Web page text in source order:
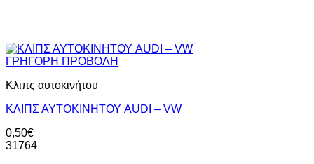
ΓΡΗΓΟΡΗ ΠΡΟΒΟΛΗ
Κλιπς αυτοκινήτου
ΚΛΙΠΣ ΑΥΤΟΚΙΝΗΤΟΥ AUDI – VW
0,50€
31764